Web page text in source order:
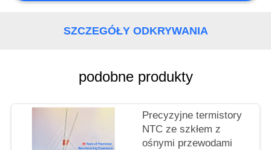
O
WYCENĘ
SITEMAP
SZCZEGÓŁY ODKRYWANIA
podobne produkty
Precyzyjne termistory
NTC ze szkłem z
ośnymi przewodami